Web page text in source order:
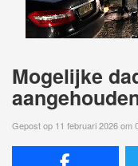
Mogelijke
Gepost op 11 februari 2026 om